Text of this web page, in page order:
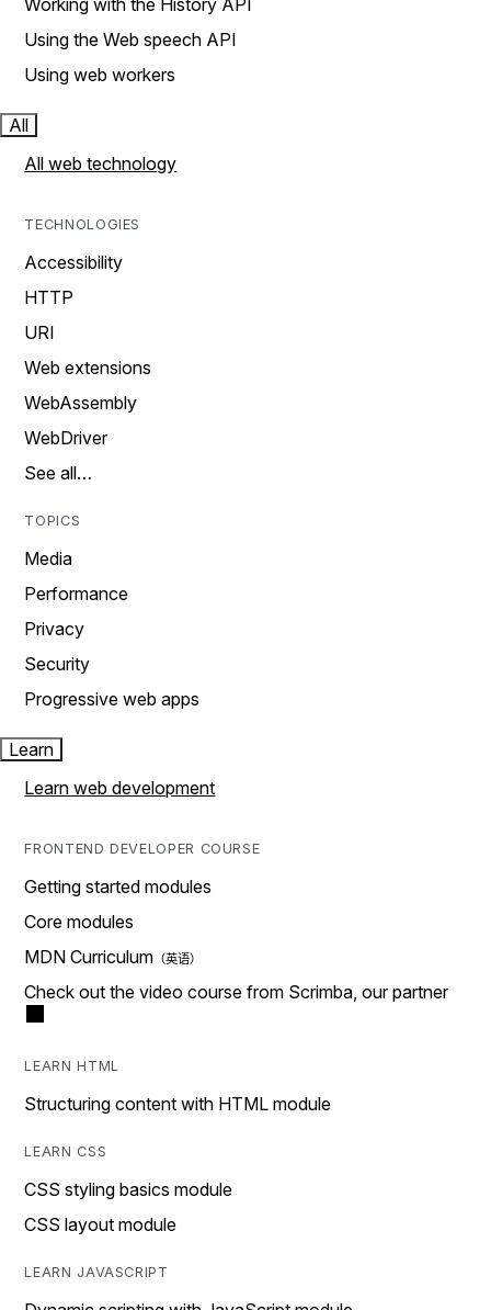
Using the Web speech API
Using web workers
All
All web technology
TECHNOLOGIES
Accessibility
HTTP
URI
Web extensions
WebAssembly
WebDriver
See all…
TOPICS
Media
Performance
Privacy
Security
Progressive web apps
Learn
Learn web development
FRONTEND DEVELOPER COURSE
Getting started modules
Core modules
MDN Curriculum
Check out the video course from Scrimba, our partner
LEARN HTML
Structuring content with HTML module
LEARN CSS
CSS styling basics module
CSS layout module
LEARN JAVASCRIPT